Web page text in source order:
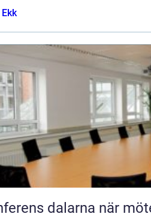
Konferens